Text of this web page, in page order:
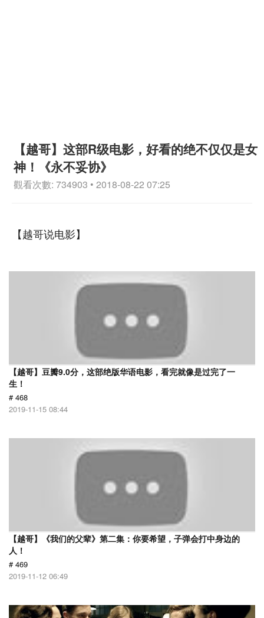
【越哥】这部R级电影，好看的绝不仅仅是女
神！《永不妥协》
觀看次數: 734903 • 2018-08-22 07:25
【越哥说电影】
【越哥】豆瓣9.0分，这部绝版华语电影，看完就像是过完了一
生！
# 468
2019-11-15 08:44
【越哥】《我们的父辈》第二集：你要希望，子弹会打中身边的
人！
# 469
2019-11-12 06:49